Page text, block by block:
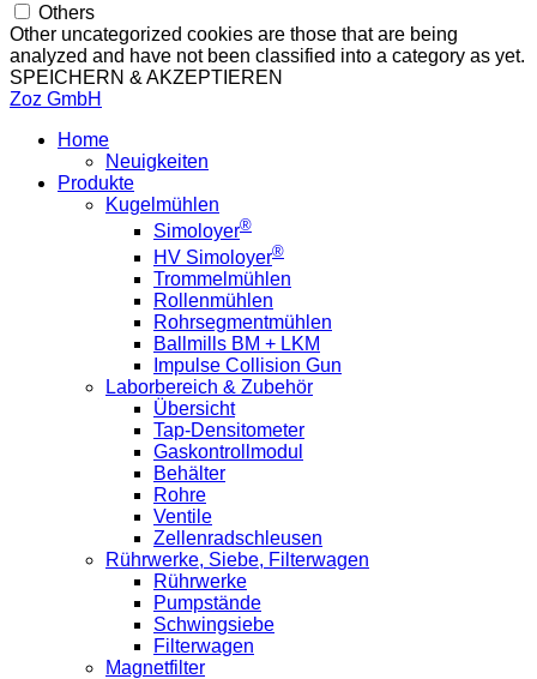
Others
Other uncategorized cookies are those that are being
analyzed and have not been classified into a category as yet.
SPEICHERN & AKZEPTIEREN
Zoz GmbH
Home
Neuigkeiten
Produkte
Kugelmühlen
Simoloyer®
HV Simoloyer®
Trommelmühlen
Rollenmühlen
Rohrsegmentmühlen
Ballmills BM + LKM
Impulse Collision Gun
Laborbereich & Zubehör
Übersicht
Tap-Densitometer
Gaskontrollmodul
Behälter
Rohre
Ventile
Zellenradschleusen
Rührwerke, Siebe, Filterwagen
Rührwerke
Pumpstände
Schwingsiebe
Filterwagen
Magnetfilter